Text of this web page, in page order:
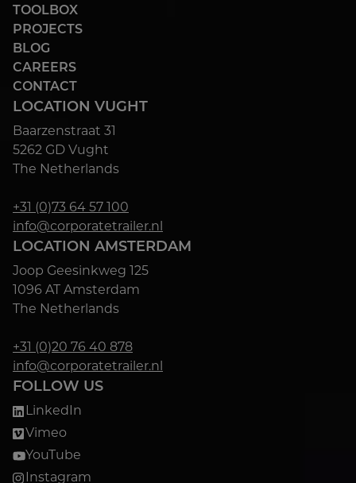
TOOLBOX
PROJECTS
BLOG
CAREERS
CONTACT
LOCATION VUGHT
Baarzenstraat 31
5262 GD Vught
The Netherlands
+31 (0)73 64 57 100
info@corporatetrailer.nl
LOCATION AMSTERDAM
Joop Geesinkweg 125
1096 AT Amsterdam
The Netherlands
+31 (0)20 76 40 878
info@corporatetrailer.nl
FOLLOW US
LinkedIn
Vimeo
YouTube
Instagram